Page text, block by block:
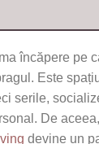
încăpere pe
Este
serile,
De
devine un